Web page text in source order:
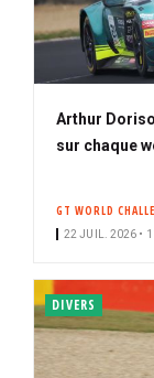
Arthur
sur chaque
GT WORLD
22 JUIL. 2026 •
DIVERS